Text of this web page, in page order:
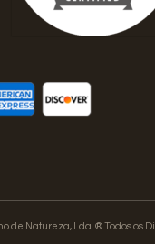
Natureza, Lda. ® Todos os